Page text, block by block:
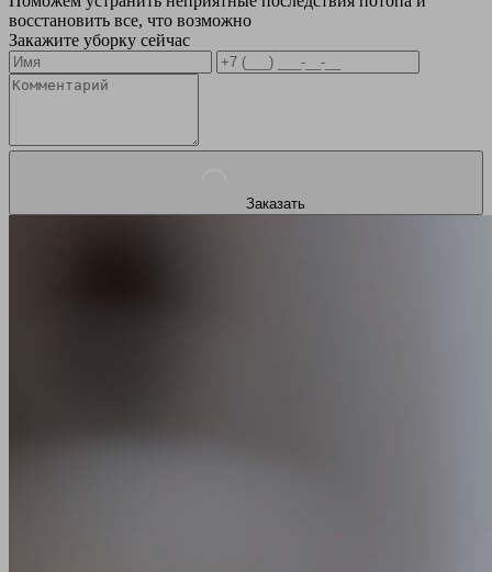
восстановить все, что возможно
Закажите уборку сейчас
Заказать